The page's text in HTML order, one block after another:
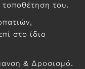
τοποθέτηση του.
στο ίδιο
& Δροσισμό.